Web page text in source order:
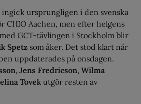
ingick ursprungligen i den svenska
CHIO Aachen, men efter helgens
GCT-tävlingen i Stockholm blir
Spetz som åker. Det stod klart när
uppdaterades på onsdagen.
, Jens Fredricson, Wilma
Tovek utgör resten av